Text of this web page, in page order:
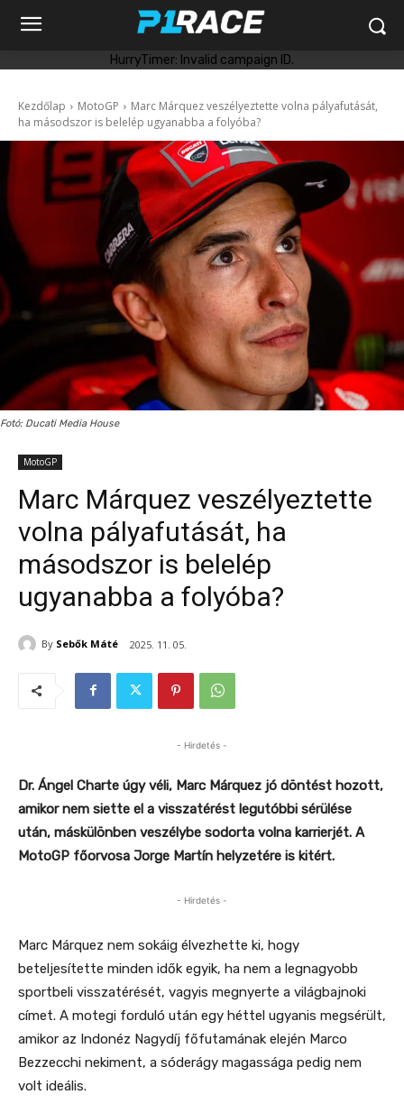
HurryTimer: Invalid campaign ID.
Kezdőlap MotoGP
Marc Márquez veszélyeztette volna pályafutását,
ha másodszor is belelép ugyanabba a folyóba?
Fotó: Ducati Media House
MotoGP
Marc Márquez veszélyeztette
volna pályafutását, ha
másodszor is belelép
ugyanabba a folyóba?
By Sebők Máté 2025. 11. 05.
- Hirdetés -
Dr. Ángel Charte úgy véli, Marc Márquez jó döntést hozott,
amikor nem siette el a visszatérést legutóbbi sérülése
után, máskülönben veszélybe sodorta volna karrierjét. A
MotoGP főorvosa Jorge Martín helyzetére is kitért.
- Hirdetés -
Marc Márquez nem sokáig élvezhette ki, hogy
beteljesítette minden idők egyik, ha nem a legnagyobb
sportbeli visszatérését, vagyis megnyerte a világbajnoki
címet. A motegi forduló után egy héttel ugyanis megsérült,
amikor az Indonéz Nagydíj főfutamának elején Marco
Bezzecchi nekiment, a sóderágy magassága pedig nem
volt ideális.